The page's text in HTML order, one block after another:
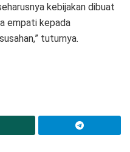
kebijakan dibuat
empati kepada
tuturnya.